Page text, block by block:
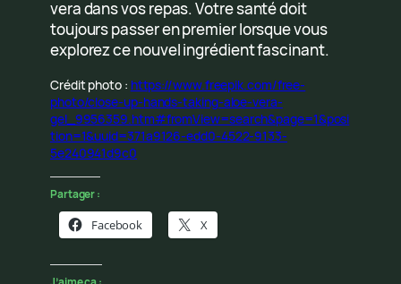
vera dans vos repas. Votre santé doit
toujours passer en premier lorsque vous
explorez ce nouvel ingrédient fascinant.
Crédit photo : https://www.freepik.com/free-
photo/close-up-hands-taking-aloe-vera-
gel_9956359.htm#fromView=search&page=1&posi
tion=1&uuid=371a9126-edd0-4522-9133-
5e240941d9c0
Partager :
Facebook X